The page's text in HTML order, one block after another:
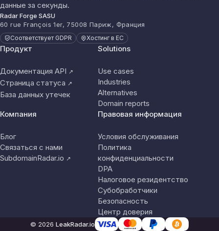
данные за секунды.
Radar Forge SASU
60 rue François 1er, 75008 Париж, Франция
Соответствует GDPR Хостинг в ЕС
Продукт
Документация API ↗
Страница статуса ↗
База данных утечек
Solutions
Use cases
Industries
Alternatives
Domain reports
Компания
Блог
Связаться с нами
SubdomainRadar.io ↗
Правовая информация
Условия обслуживания
Политика
конфиденциальности
DPA
Налоговое резидентство
Субобработчики
Безопасность
Центр доверия
© 2026 LeakRadar.io